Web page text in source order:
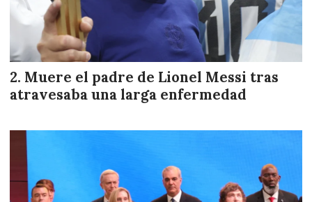
Muere el padre de Lionel Messi tras
atravesaba una larga enfermedad